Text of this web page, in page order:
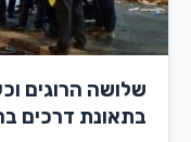
שלושה הרוגים
בתאונת דרכים